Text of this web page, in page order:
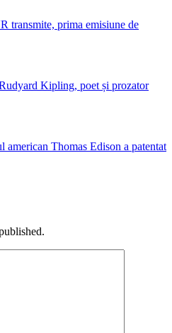
transmite, prima emisiune de
Kipling, poet și prozator
american Thomas Edison a patentat